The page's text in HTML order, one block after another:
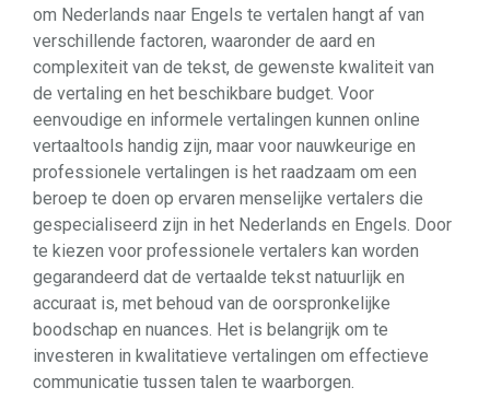
om Nederlands naar Engels te vertalen hangt af van
verschillende factoren, waaronder de aard en
complexiteit van de tekst, de gewenste kwaliteit van
de vertaling en het beschikbare budget. Voor
eenvoudige en informele vertalingen kunnen online
vertaaltools handig zijn, maar voor nauwkeurige en
professionele vertalingen is het raadzaam om een
beroep te doen op ervaren menselijke vertalers die
gespecialiseerd zijn in het Nederlands en Engels. Door
te kiezen voor professionele vertalers kan worden
gegarandeerd dat de vertaalde tekst natuurlijk en
accuraat is, met behoud van de oorspronkelijke
boodschap en nuances. Het is belangrijk om te
investeren in kwalitatieve vertalingen om effectieve
communicatie tussen talen te waarborgen.